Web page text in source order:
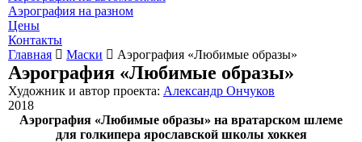
Аэрография на разном
Цены
Контакты
Главная
Маски Аэрография «Любимые образы»
Аэрография «Любимые образы»
Художник и автор проекта: Александр Ончуков
2018
Аэрография «Любимые образы» на вратарском шлеме
для голкипера ярославской школы хоккея